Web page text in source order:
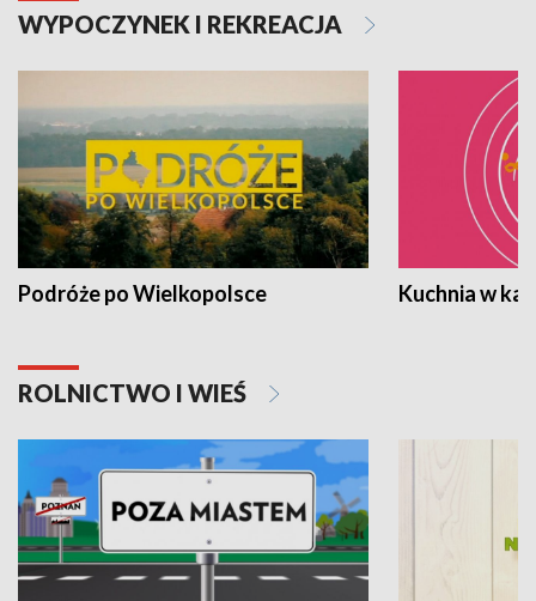
WYPOCZYNEK I REKREACJA
Podróże po Wielkopolsce Kuchnia w
ROLNICTWO I WIEŚ